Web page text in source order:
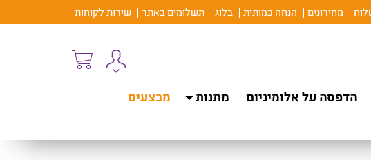
מחירונים הנחה כמותית בלוג תשלומים באתר שירות לקוחות
הדפסה על אלומיניום מתנות
מבצעים